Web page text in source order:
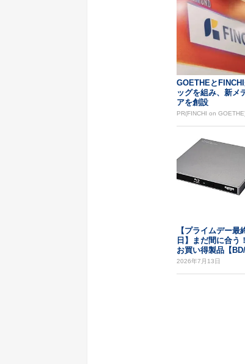
GOETHEと
ッグを組み、新メ
アを創設
PR(FINCHI on
【プライムデー最
日】まだ間に合う
お買い得製品【
D/CD編】
2026年7月13日